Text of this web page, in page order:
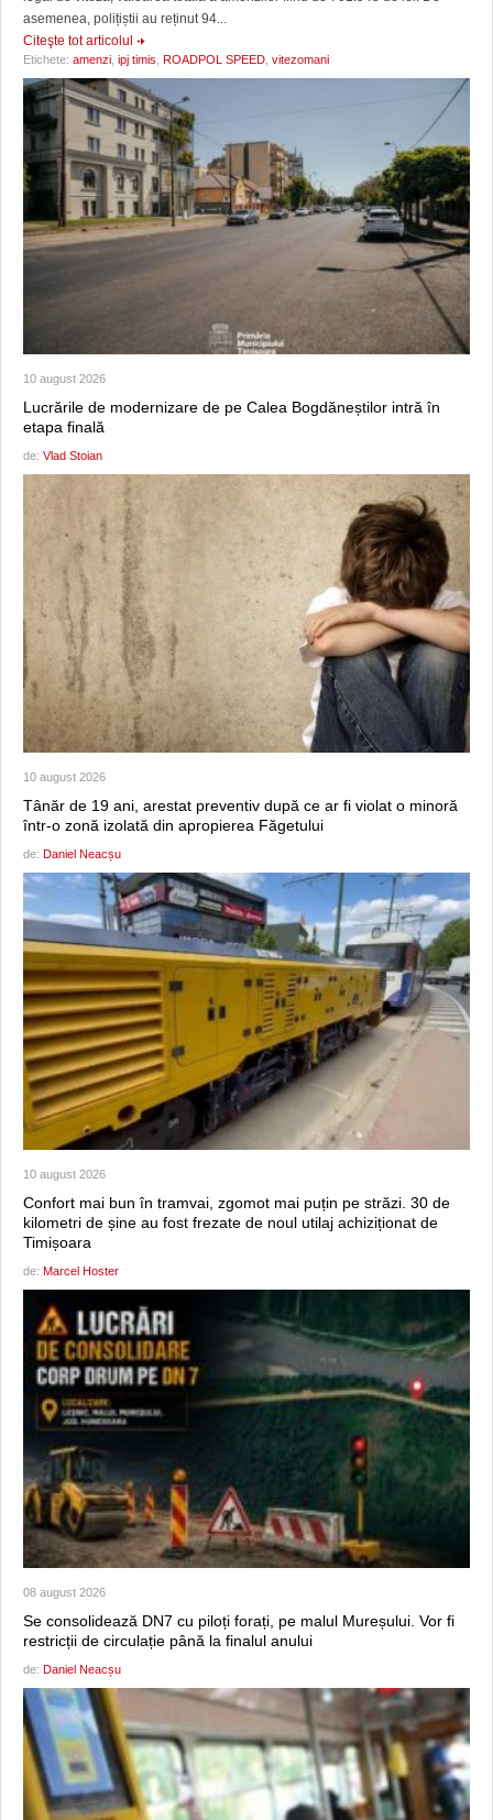
asemenea, polițiștii au reținut 94...
Citeşte tot articolul
Etichete: amenzi ipj timis ROADPOL SPEED vitezomani
10 august 2026
Lucrările de modernizare de pe Calea Bogdăneștilor intră în
etapa finală
de: Vlad Stoian
10 august 2026
Tânăr de 19 ani, arestat preventiv după ce ar fi violat o minoră
într-o zonă izolată din apropierea Făgetului
de: Daniel Neacșu
10 august 2026
Confort mai bun în tramvai, zgomot mai puțin pe străzi. 30 de
kilometri de șine au fost frezate de noul utilaj achiziționat de
Timișoara
de: Marcel Hoster
08 august 2026
Se consolidează DN7 cu piloți forați, pe malul Mureșului. Vor fi
restricții de circulație până la finalul anului
de: Daniel Neacșu